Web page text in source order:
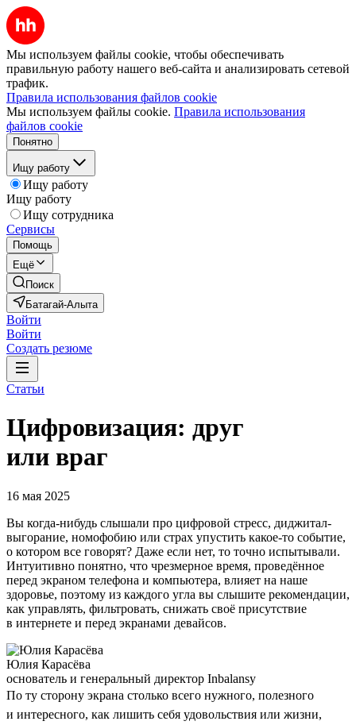
Мы используем файлы cookie, чтобы обеспечивать
правильную работу нашего веб-сайта и анализировать сетевой
трафик.
Правила использования файлов cookie
Мы используем файлы cookie. Правила использования
файлов cookie
Понятно
Ищу работу
Ищу работу
Ищу работу
Ищу сотрудника
Сервисы
Помощь
Ещё
Поиск
Батагай-Алыта
Войти
Войти
Создать резюме
Статьи
Цифровизация: друг
или враг
16 мая 2025
Вы когда-нибудь слышали про цифровой стресс, диджитал-
выгорание, номофобию или страх упустить какое-то событие,
о котором все говорят? Даже если нет, то точно испытывали.
Интуитивно понятно, что чрезмерное время, проведённое
перед экраном телефона и компьютера, влияет на наше
здоровье, поэтому из каждого угла вы слышите рекомендации,
как управлять, фильтровать, снижать своё присутствие
в интернете и перед экранами девайсов.
Юлия Карасёва
основатель и генеральный директор Inbalansy
По ту сторону экрана столько всего нужного, полезного
и интересного, как лишить себя удовольствия или жизни,